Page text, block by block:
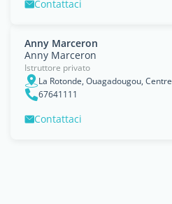
Contattaci
Anny Marceron
Anny Marceron
Istruttore privato
La Rotonde, Ouagadougou, Centre
67641111
Contattaci